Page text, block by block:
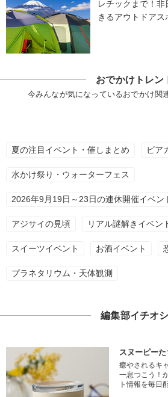
レチックまで！
きるアウトドアス
おでかけトレン
今みんなが気になっているおでかけ関
夏の注目イベント・催しまとめ ビア
水かけ祭り・ウォーターフェス
2026年9月19日～23日の連休開催イベン
アジサイの見頃 リアル謎解きイベン
スイーツイベント お酒イベント
プラネタリウム・天体観測
編集部イチオシ
スヌーピー
癒やされるキ
一息つこう！
ト情報を毎日